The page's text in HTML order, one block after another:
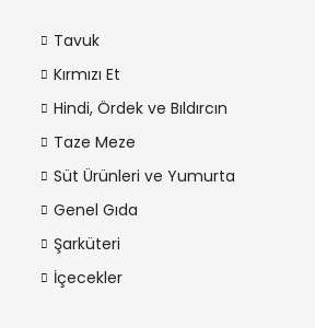
Tavuk
Kırmızı Et
Hindi, Ördek ve Bıldırcın
Taze Meze
Süt Ürünleri ve Yumurta
Genel Gıda
Şarküteri
İçecekler